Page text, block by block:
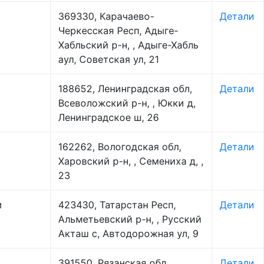
369330, Карачаево-
Черкесская Респ, Адыге-
Хабльский р-н, , Адыге-Хабль
аул, Советская ул, 21
Детали
188652, Ленинградская обл,
Всеволожский р-н, , Юкки д,
Ленинградское ш, 26
Детали
162262, Вологодская обл,
Харовский р-н, , Семениха д, ,
23
Детали
423430, Татарстан Респ,
Альметьевский р-н, , Русский
Акташ с, Автодорожная ул, 9
Детали